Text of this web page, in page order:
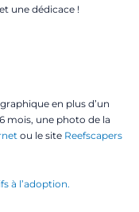
une dédicace !
en plus d’un
mois, une photo de la
ou le site Reefscapers
à l’adoption.